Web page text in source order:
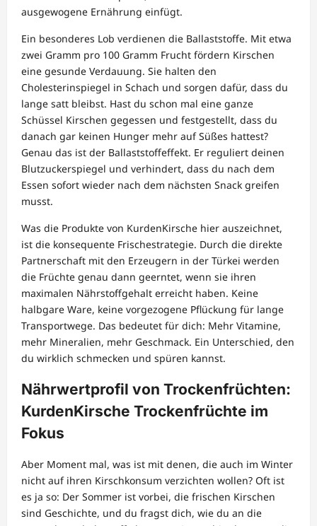
ausgewogene Ernährung einfügt.
Ein besonderes Lob verdienen die Ballaststoffe. Mit etwa
zwei Gramm pro 100 Gramm Frucht fördern Kirschen
eine gesunde Verdauung. Sie halten den
Cholesterinspiegel in Schach und sorgen dafür, dass du
lange satt bleibst. Hast du schon mal eine ganze
Schüssel Kirschen gegessen und festgestellt, dass du
danach gar keinen Hunger mehr auf Süßes hattest?
Genau das ist der Ballaststoffeffekt. Er reguliert deinen
Blutzuckerspiegel und verhindert, dass du nach dem
Essen sofort wieder nach dem nächsten Snack greifen
musst.
Was die Produkte von KurdenKirsche hier auszeichnet,
ist die konsequente Frischestrategie. Durch die direkte
Partnerschaft mit den Erzeugern in der Türkei werden
die Früchte genau dann geerntet, wenn sie ihren
maximalen Nährstoffgehalt erreicht haben. Keine
halbgare Ware, keine vorgezogene Pflückung für lange
Transportwege. Das bedeutet für dich: Mehr Vitamine,
mehr Mineralien, mehr Geschmack. Ein Unterschied, den
du wirklich schmecken und spüren kannst.
Nährwertprofil von Trockenfrüchten:
KurdenKirsche Trockenfrüchte im
Fokus
Aber Moment mal, was ist mit denen, die auch im Winter
nicht auf ihren Kirschkonsum verzichten wollen? Oft ist
es ja so: Der Sommer ist vorbei, die frischen Kirschen
sind Geschichte, und du fragst dich, wie du an die